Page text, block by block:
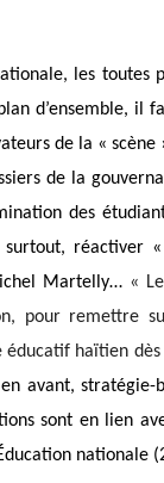
les toutes
d’ensemble, il
de la «
de la
des
réactiver «
Martelly… «
pour remettre
éducatif haïtien dès
avant, stratégie-
sont en lien
nationale